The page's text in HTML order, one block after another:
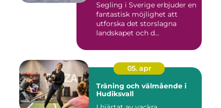
Segling i Sverige erbjuder en
fantastisk möjlighet att
utforska det storslagna
landskapet och d...
05. apr
Träning och välmående i
Hudiksvall